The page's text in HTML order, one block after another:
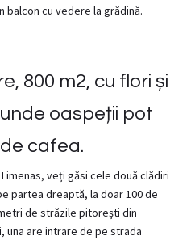
balcon cu vedere la grădină.
800 m2, cu flori și
oaspeții pot
cafea.
veți găsi cele două clădiri
partea dreaptă, la doar 100 de
de străzile pitorești din
una are intrare de pe strada